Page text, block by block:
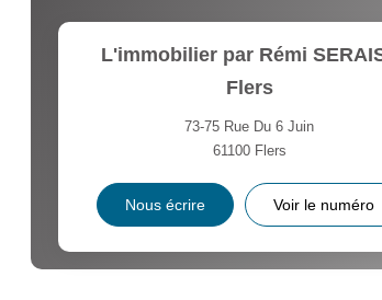
L'immobilier par Rémi
Flers
73-75 Rue Du 6 Juin
61100 Flers
Nous écrire Voir le numéro